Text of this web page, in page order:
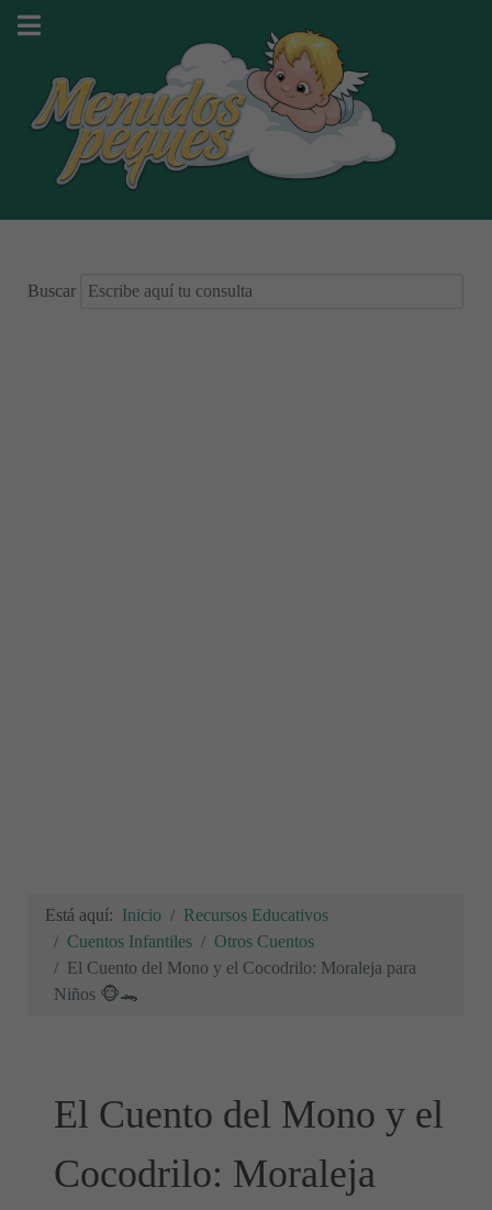
Buscar
Está aquí: Inicio
Recursos Educativos
Cuentos Infantiles
Otros Cuentos
El Cuento del Mono y el Cocodrilo: Moraleja para
Niños 🐵🐊
El Cuento del Mono y el
Cocodrilo: Moraleja